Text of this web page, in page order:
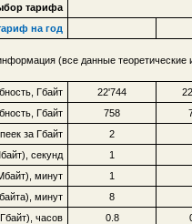
тарифа
на год
(все данные
Гбайт 22'744
Гбайт
758
за Гбайт
2
секунд
1
минут
1
минут
8
часов
0.8